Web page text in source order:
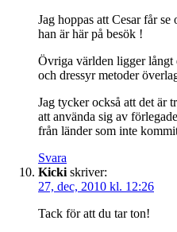
Jag hoppas att Cesar får se
han är här på besök !
Övriga världen ligger
och dressyr metoder
Jag tycker också att det är
att använda sig av
från länder som inte
Svara
Kicki skriver:
27, dec, 2010 kl. 12:26
Tack för att du tar ton!